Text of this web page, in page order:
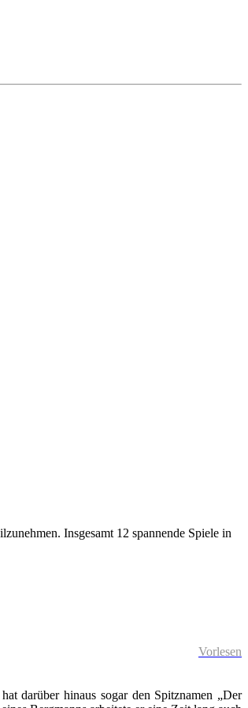
Insgesamt 12 spannende Spiele in
Vorlesen
darüber hinaus sogar den Spitznamen „Der